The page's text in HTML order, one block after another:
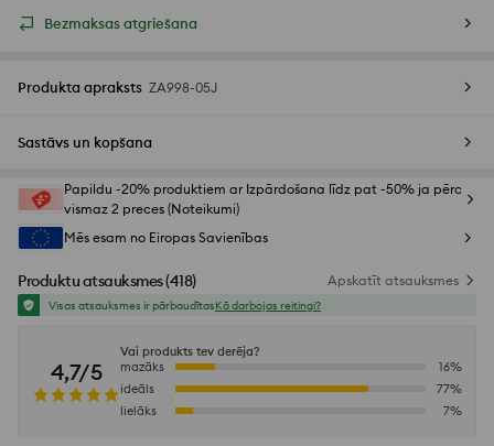
Bezmaksas atgriešana
Produkta apraksts ZA998-05J
Sastāvs un kopšana
Papildu -20% produktiem ar Izpārdošana līdz pat -50% ja pērc
vismaz 2 preces (Noteikumi)
Mēs esam no Eiropas Savienības
Produktu atsauksmes(418) Apskatīt atsauksmes
Visas atsauksmes ir pārbaudītasKā darbojas reitingi?
4,7/5
Vai produkts tev derēja?
mazāks
16%
ideāls
77%
lielāks
7%